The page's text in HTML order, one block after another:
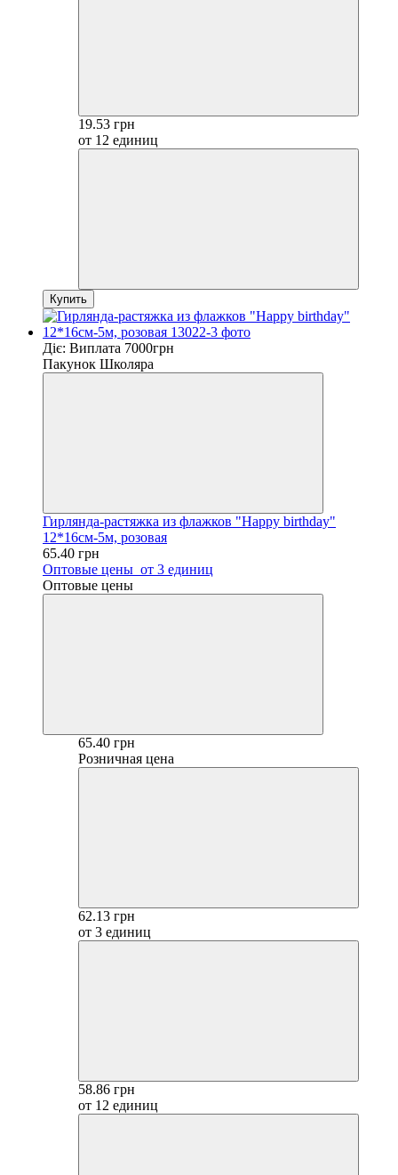
19.53 грн
от 12 единиц
Купить
Діє: Виплата 7000грн
Пакунок Школяра
Гирлянда-растяжка из флажков "Happy birthday"
12*16см-5м, розовая
65.40 грн
Оптовые цены от 3 единиц
Оптовые цены
65.40 грн
Розничная цена
62.13 грн
от 3 единиц
58.86 грн
от 12 единиц